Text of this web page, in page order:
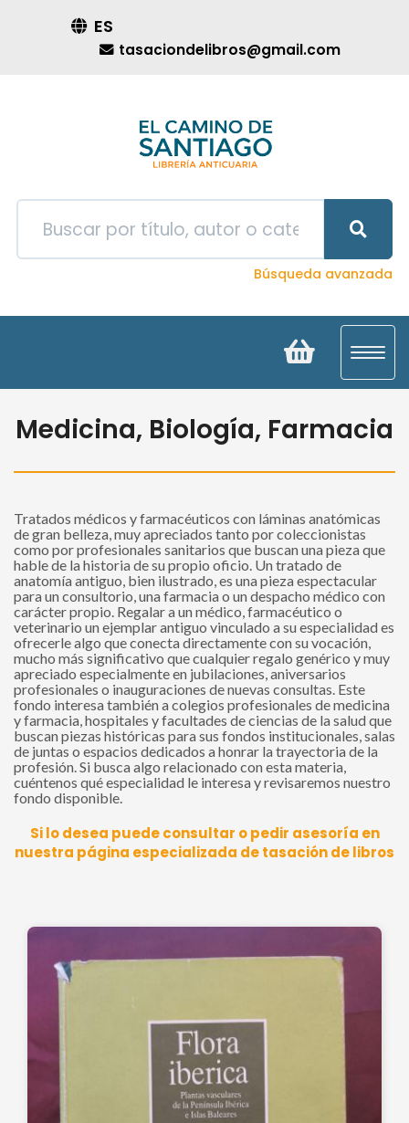
ES
tasaciondelibros@gmail.com
Búsqueda avanzada
Medicina, Biología, Farmacia
Tratados médicos y farmacéuticos con láminas anatómicas
de gran belleza, muy apreciados tanto por coleccionistas
como por profesionales sanitarios que buscan una pieza que
hable de la historia de su propio oficio. Un tratado de
anatomía antiguo, bien ilustrado, es una pieza espectacular
para un consultorio, una farmacia o un despacho médico con
carácter propio. Regalar a un médico, farmacéutico o
veterinario un ejemplar antiguo vinculado a su especialidad es
ofrecerle algo que conecta directamente con su vocación,
mucho más significativo que cualquier regalo genérico y muy
apreciado especialmente en jubilaciones, aniversarios
profesionales o inauguraciones de nuevas consultas. Este
fondo interesa también a colegios profesionales de medicina
y farmacia, hospitales y facultades de ciencias de la salud que
buscan piezas históricas para sus fondos institucionales, salas
de juntas o espacios dedicados a honrar la trayectoria de la
profesión. Si busca algo relacionado con esta materia,
cuéntenos qué especialidad le interesa y revisaremos nuestro
fondo disponible.
Si lo desea puede consultar o pedir asesoría en
nuestra página especializada de tasación de libros